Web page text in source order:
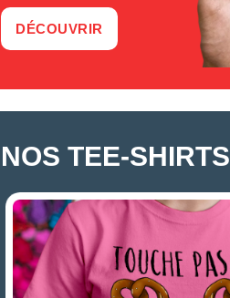
DÉCOUVRIR
NOS TEE-SHIRTS